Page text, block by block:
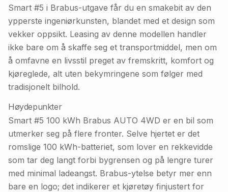
Smart #5 i Brabus-utgave får du en smakebit av den
ypperste ingeniørkunsten, blandet med et design som
vekker oppsikt. Leasing av denne modellen handler
ikke bare om å skaffe seg et transportmiddel, men om
å omfavne en livsstil preget av fremskritt, komfort og
kjøreglede, alt uten bekymringene som følger med
tradisjonelt bilhold.
Høydepunkter
Smart #5 100 kWh Brabus AUTO 4WD er en bil som
utmerker seg på flere fronter. Selve hjertet er det
romslige 100 kWh-batteriet, som lover en rekkevidde
som tar deg langt forbi bygrensen og på lengre turer
med minimal ladeangst. Brabus-ytelse betyr mer enn
bare en logo; det indikerer et kjøretøy finjustert for